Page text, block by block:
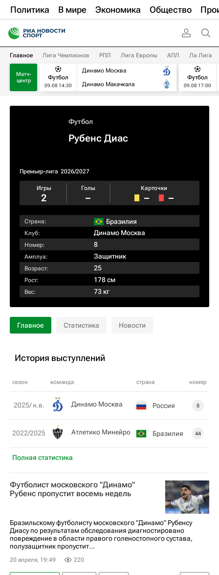
Политика В мире Экономика Общество
Главное Лига Чемпионов РПЛ Лига Европы АПЛ Ла Лига
Матч-
центр
Футбол
09.08 14:30
Динамо Москва
Динамо Махачкала
Футбол
09.08 17:00
Футбол
Рубенс Диас
Премьер-лига 2026/2027
Игры
2
Голы
–
Карточки
– –
Страна: Бразилия
Клуб: Динамо Москва
Номер: 8
Амплуа: Защитник
Возраст: 25
Рост: 178 см
Вес: 73 кг
Главное Статистика Новости
История выступлений
сезон команда страна номер
Полная статистика
2025/ н.в. Динамо Москва Россия 8
2022/2025 Атлетико Минейро Бразилия 44
Футболист московского "Динамо"
Рубенс пропустит восемь недель
Бразильскому футболисту московского "Динамо" Рубенсу
Диасу по результатам обследования диагностировано
повреждение в области правого голеностопного сустава,
полузащитник пропустит...
20 апреля, 19:49 220